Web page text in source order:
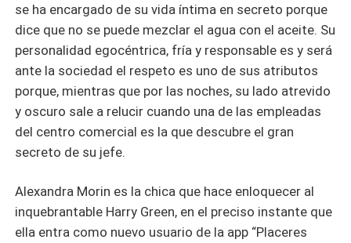
se ha encargado de su vida íntima en secreto porque
dice que no se puede mezclar el agua con el aceite. Su
personalidad egocéntrica, fría y responsable es y será
ante la sociedad el respeto es uno de sus atributos
porque, mientras que por las noches, su lado atrevido
y oscuro sale a relucir cuando una de las empleadas
del centro comercial es la que descubre el gran
secreto de su jefe.
Alexandra Morin es la chica que hace enloquecer al
inquebrantable Harry Green, en el preciso instante que
ella entra como nuevo usuario de la app “Placeres